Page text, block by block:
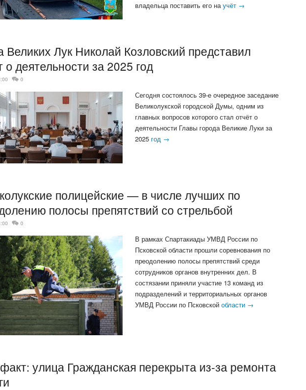
владельца поставить его научёт →
Великих Лук Николай Козловский представил
о деятельности за 2025 год
0
Сегодня состоялось 39-е очередное заседание
Великолукской городской Думы, одним из
главных вопросов которого стал отчёт о
деятельности Главы города Великие Луки за
2025 год →
полицейские — в числе лучших по
полосы препятствий со стрельбой
0
В рамках Спартакиады УМВД России по
Псковской области прошли соревнования по
преодолению полосы препятствий среди
сотрудников органов внутренних дел. В
состязании приняли участие 13 команд из
подразделений и территориальных органов
УМВД России по Псковской области →
улица Гражданская перекрыта из-за ремонта